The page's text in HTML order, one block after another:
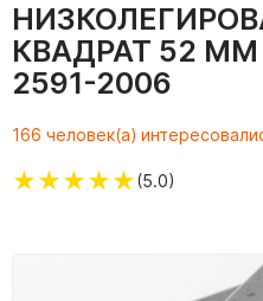
КВАДРАТ 52
2591-2006
166 человек(а)
★★★★★(5.0)